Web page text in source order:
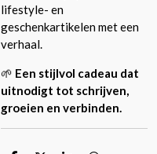
lifestyle- en
geschenkartikelen met een
verhaal.
🌱 Een stijlvol cadeau dat
uitnodigt tot schrijven,
groeien en verbinden.